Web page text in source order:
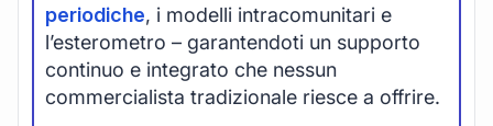
periodiche, i modelli intracomunitari e
l’esterometro – garantendoti un supporto
continuo e integrato che nessun
commercialista tradizionale riesce a offrire.